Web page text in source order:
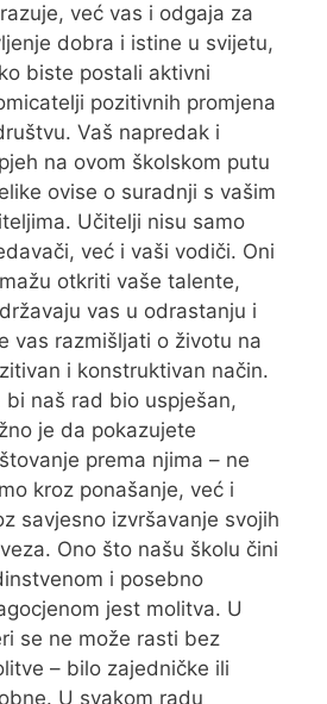
već vas i odgaja za
dobra i istine u svijetu,
biste postali aktivni
pozitivnih promjena
Vaš napredak i
na ovom školskom putu
ovise o suradnji s vašim
Učitelji nisu samo
već i vaši vodiči. Oni
otkriti vaše talente,
vas u odrastanju i
vas razmišljati o životu na
i konstruktivan način.
bi naš rad bio uspješan,
je da pokazujete
prema njima – ne
kroz ponašanje, već i
savjesno izvršavanje svojih
Ono što našu školu čini
i posebno
jest molitva. U
se ne može rasti bez
– bilo zajedničke ili
U svakom radu